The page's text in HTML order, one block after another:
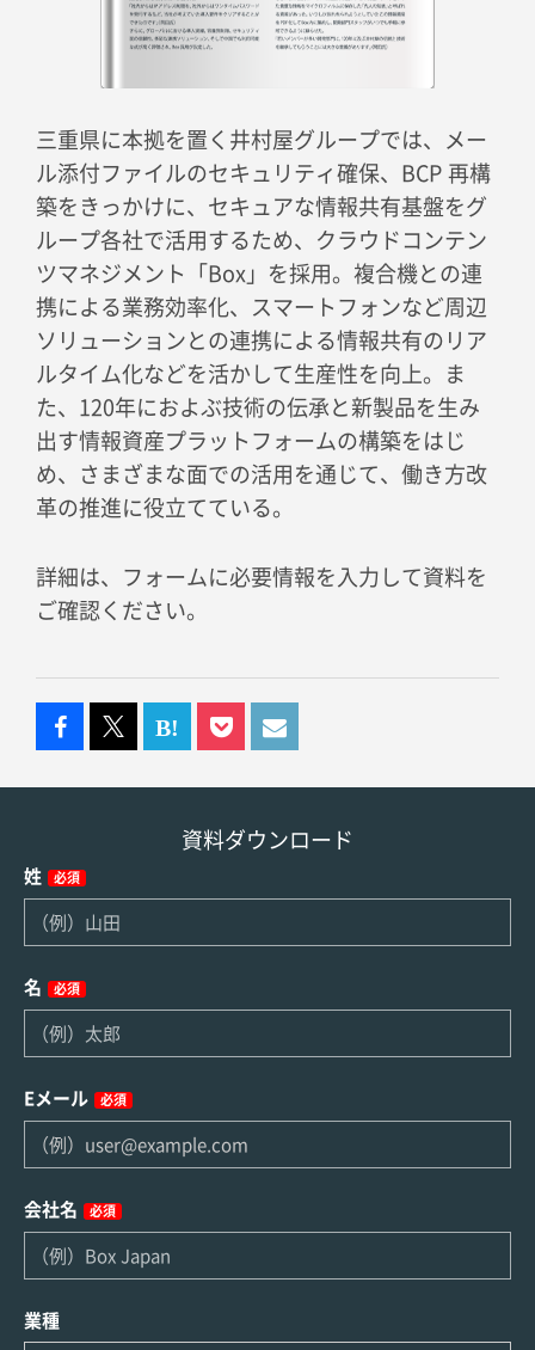
三重県に本拠を置く井村屋グループでは、メー
ル添付ファイルのセキュリティ確保、BCP 再構
築をきっかけに、セキュアな情報共有基盤をグ
ループ各社で活用するため、クラウドコンテン
ツマネジメント「Box」を採用。複合機との連
携による業務効率化、スマートフォンなど周辺
ソリューションとの連携による情報共有のリア
ルタイム化などを活かして生産性を向上。ま
た、120年におよぶ技術の伝承と新製品を生み
出す情報資産プラットフォームの構築をはじ
め、さまざまな面での活用を通じて、働き方改
革の推進に役立てている。
詳細は、フォームに必要情報を入力して資料を
ご確認ください。
資料ダウンロード
姓 必須
名 必須
Eメール 必須
会社名 必須
業種